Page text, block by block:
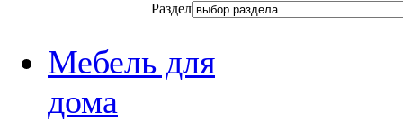
Раздел
Мебель для
дома